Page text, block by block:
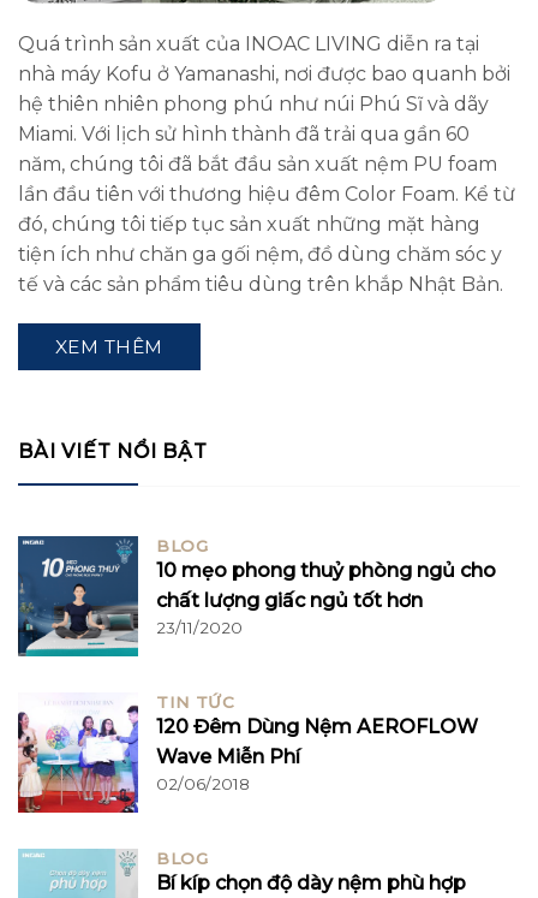
Quá trình sản xuất của INOAC LIVING diễn ra tại
nhà máy Kofu ở Yamanashi, nơi được bao quanh bởi
hệ thiên nhiên phong phú như núi Phú Sĩ và dãy
Miami. Với lịch sử hình thành đã trải qua gần 60
năm, chúng tôi đã bắt đầu sản xuất nệm PU foam
lần đầu tiên với thương hiệu đêm Color Foam. Kể từ
đó, chúng tôi tiếp tục sản xuất những mặt hàng
tiện ích như chăn ga gối nệm, đồ dùng chăm sóc y
tế và các sản phẩm tiêu dùng trên khắp Nhật Bản.
XEM THÊM
BÀI VIẾT NỔI BẬT
BLOG
10 mẹo phong thuỷ phòng ngủ cho
chất lượng giấc ngủ tốt hơn
23/11/2020
TIN TỨC
120 Đêm Dùng Nệm AEROFLOW
Wave Miễn Phí
02/06/2018
BLOG
Bí kíp chọn độ dày nệm phù hợp